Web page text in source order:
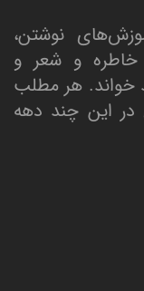
نوشتن،
خاطره و شعر و
خواند. هر مطلب
در این چند دهه